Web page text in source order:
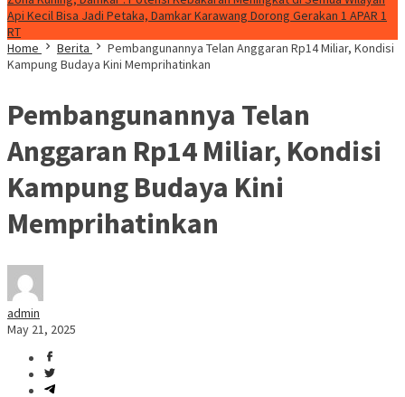
Api Kecil Bisa Jadi Petaka, Damkar Karawang Dorong Gerakan 1 APAR 1
RT
Home
Berita
Pembangunannya Telan Anggaran Rp14 Miliar, Kondisi
Kampung Budaya Kini Memprihatinkan
Pembangunannya Telan
Anggaran Rp14 Miliar, Kondisi
Kampung Budaya Kini
Memprihatinkan
admin
May 21, 2025